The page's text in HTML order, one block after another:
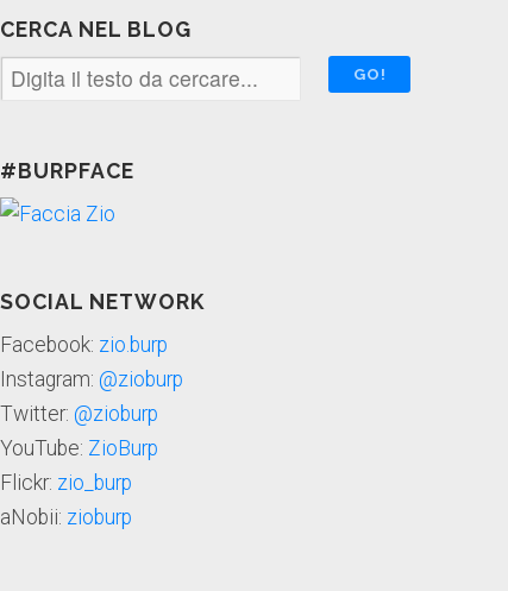
CERCA NEL BLOG
#BURPFACE
SOCIAL NETWORK
Facebook: zio.burp
Instagram: @zioburp
Twitter: @zioburp
YouTube: ZioBurp
Flickr: zio_burp
aNobii: zioburp